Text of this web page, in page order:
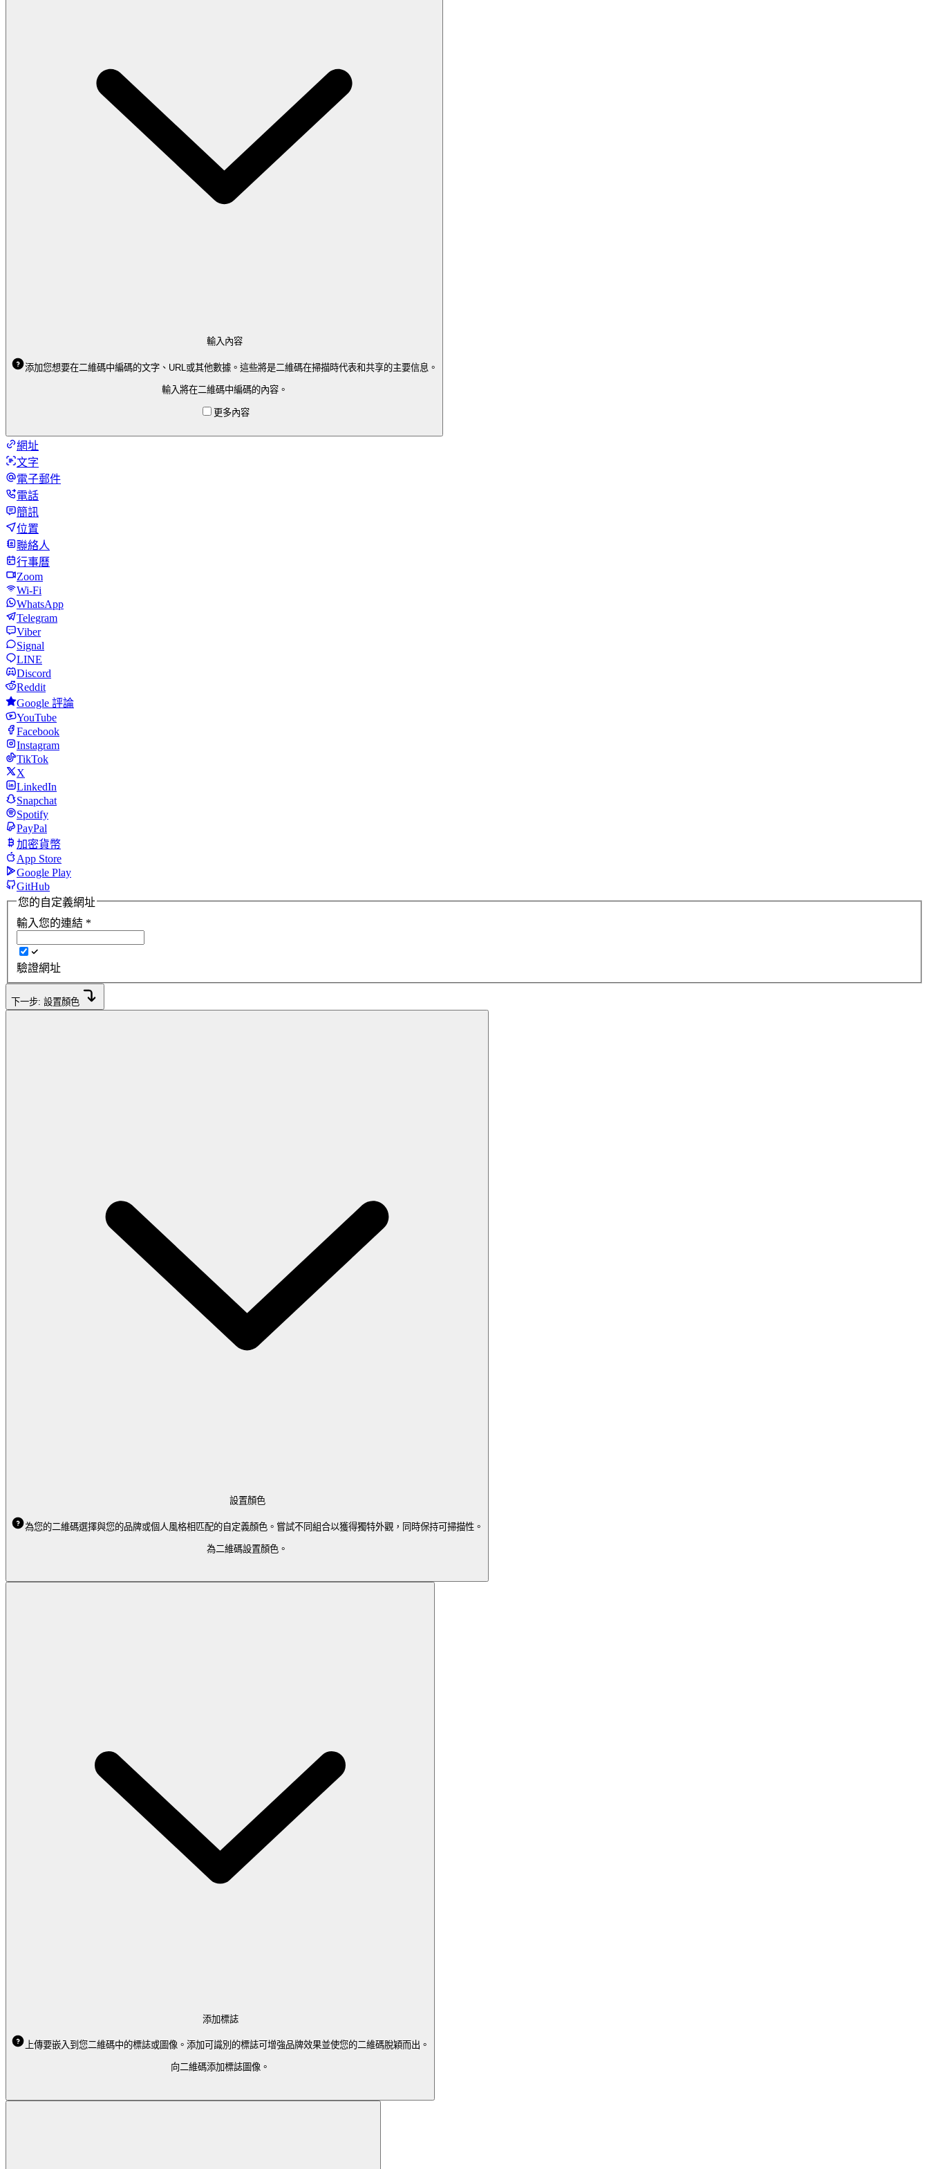
輸入內容
添加您想要在二維碼中編碼的文字、URL或其他數據。這些將是二維碼在掃描時代表和共享的主要信息。
輸入將在二維碼中編碼的內容。
更多內容
網址
文字
電子郵件
電話
簡訊
位置
聯絡人
行事曆
Zoom
Wi-Fi
WhatsApp
Telegram
Viber
Signal
LINE
Discord
Reddit
Google 評論
YouTube
Facebook
Instagram
TikTok
X
LinkedIn
Snapchat
Spotify
PayPal
加密貨幣
App Store
Google Play
GitHub
您的自定義網址
輸入您的連結 *
驗證網址
下一步: 設置顏色
設置顏色
為您的二維碼選擇與您的品牌或個人風格相匹配的自定義顏色。嘗試不同組合以獲得獨特外觀，同時保持可掃描性。
為二維碼設置顏色。
添加標誌
上傳要嵌入到您二維碼中的標誌或圖像。添加可識別的標誌可增強品牌效果並使您的二維碼脫穎而出。
向二維碼添加標誌圖像。